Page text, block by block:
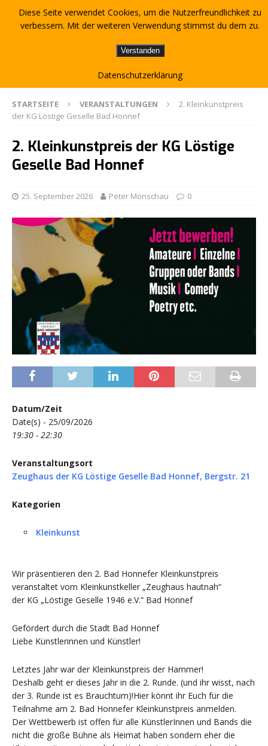
STARTSEITE VERANSTALTUNGEN
2. Kleinkunstpreis
der KG Löstige Geselle Bad Honnef
2. Kleinkunstpreis der KG Löstige
Geselle Bad Honnef
25. September 2026 Peter Monschau 0
Datum/Zeit
Date(s) - 25/09/2026
19:30 - 22:30
Veranstaltungsort
Zeughaus der KG Löstige Geselle Bad Honnef, Bergstr. 21
Kategorien
Kleinkunst
Wir präsentieren den 2. Bad Honnefer Kleinkunstpreis
veranstaltet vom Kleinkunstkeller „Zeughaus hautnah“
der KG „Löstige Geselle 1946 e.V.“ Bad Honnef
Gefördert durch die Stadt Bad Honnef
Liebe Künstlerinnen und Künstler!
Letztes Jahr war der Kleinkunstpreis der Hammer!
Deshalb geht er dieses Jahr in die 2. Runde. (und ihr wisst, nach
der 3. Runde ist es Brauchtum)!Hier könnt ihr Euch für die
Teilnahme am 2. Bad Honnefer Kleinkunstpreis anmelden.
Der Wettbewerb ist offen für alle KünstlerInnen und Bands die
nicht die große Bühne als Heimat haben sondern eher die
Diese Seite verwendet Cookies, um die Nutzerfreundlichkeit zu
verbessern. Mit der weiteren Verwendung stimmst du dem zu.
Verstanden
Datenschutzerklärung